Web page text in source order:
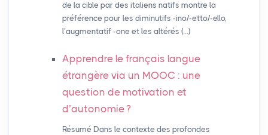
de la cible par des italiens natifs montre la
préférence pour les diminutifs -ino/-etto/-ello,
l’augmentatif -one et les altérés (…)
Apprendre le français langue
étrangère via un MOOC : une
question de motivation et
d’autonomie?
Résumé Dans le contexte des profondes